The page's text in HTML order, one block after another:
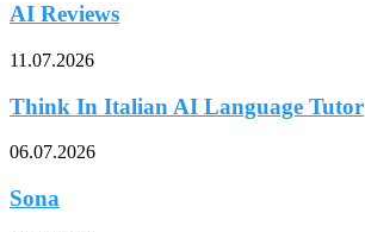
AI Reviews
11.07.2026
Think In Italian AI Language Tutor
06.07.2026
Sona